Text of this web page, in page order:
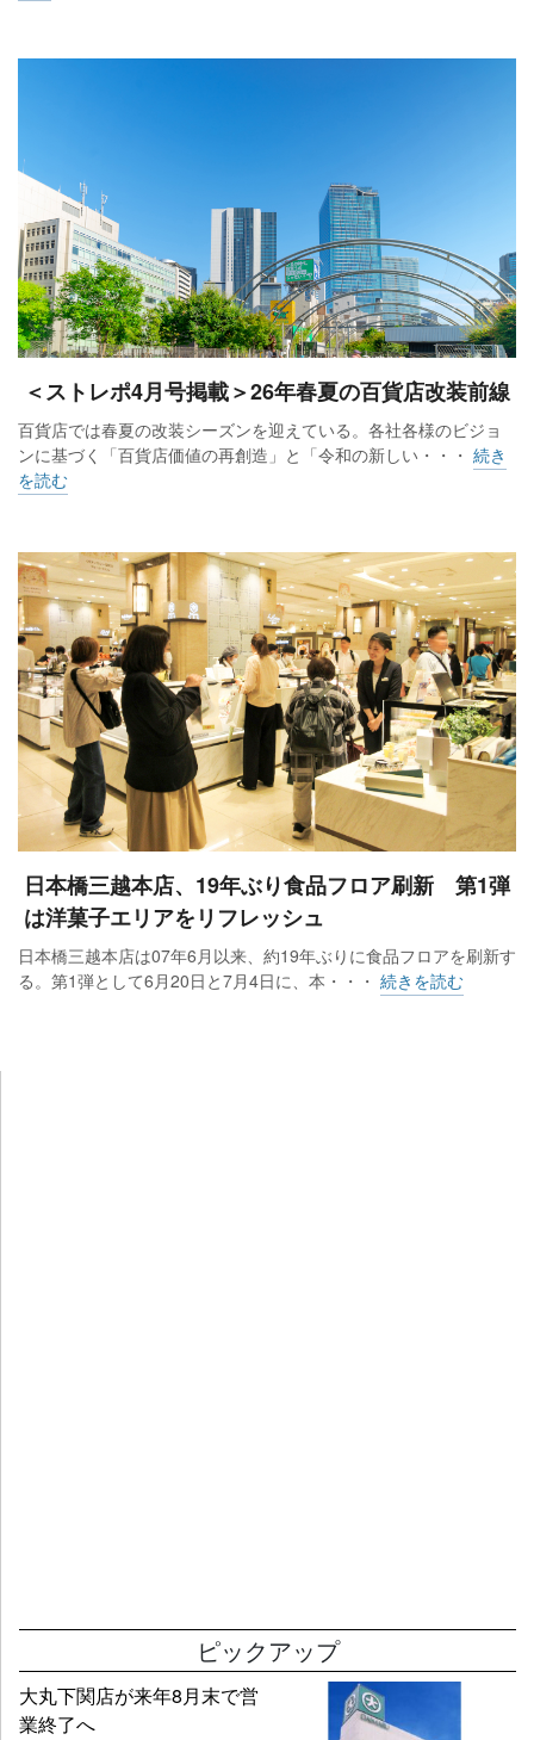
＜ストレポ4月号掲載＞26年春夏の百貨店改装前線
百貨店では春夏の改装シーズンを迎えている。各社各様のビジョ
ンに基づく「百貨店価値の再創造」と「令和の新しい・・・ 続き
を読む
日本橋三越本店、19年ぶり食品フロア刷新 第1弾
は洋菓子エリアをリフレッシュ
日本橋三越本店は07年6月以来、約19年ぶりに食品フロアを刷新す
る。第1弾として6月20日と7月4日に、本・・・ 続きを読む
ピックアップ
大丸下関店が来年8月末で営
業終了へ